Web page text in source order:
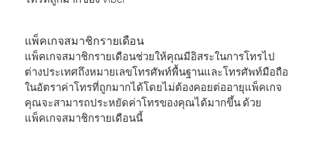
แพ็คเกจสมาชิกรายเดือน
แพ็คเกจสมาชิกรายเดือนช่วยให้คุณมีอิสระในการโทรไป
ต่างประเทศถึงหมายเลขโทรศัพท์พื้นฐานและโทรศัพท์มือถือ
ในอัตราค่าโทรที่ถูกมากได้โดยไม่ต้องคอยต่ออายุแพ็คเกจ
คุณจะสามารถประหยัดค่าโทรของคุณได้มากขึ้น ด้วย
แพ็คเกจสมาชิกรายเดือนนี้